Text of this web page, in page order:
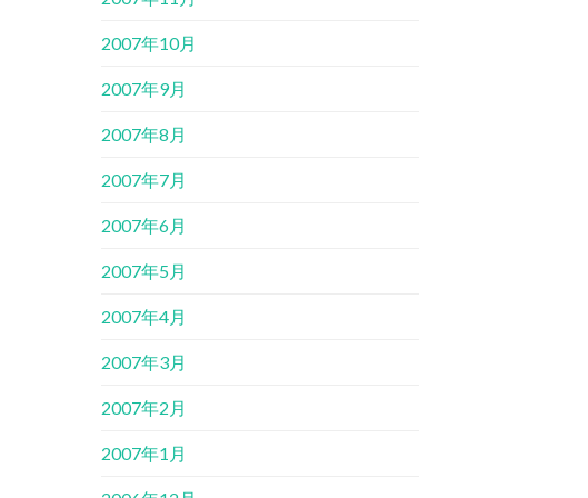
2007年10月
2007年9月
2007年8月
2007年7月
2007年6月
2007年5月
2007年4月
2007年3月
2007年2月
2007年1月